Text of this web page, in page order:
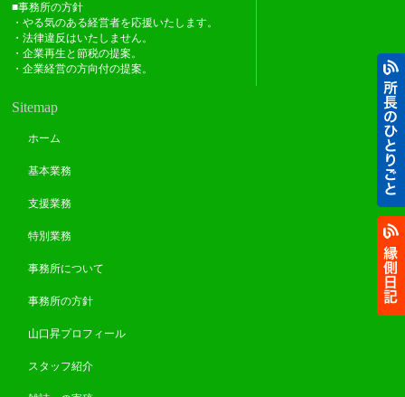
■事務所の方針
・やる気のある経営者を応援いたします。
・法律違反はいたしません。
・企業再生と節税の提案。
・企業経営の方向付の提案。
Sitemap
ホーム
基本業務
支援業務
特別業務
事務所について
事務所の方針
山口昇プロフィール
スタッフ紹介